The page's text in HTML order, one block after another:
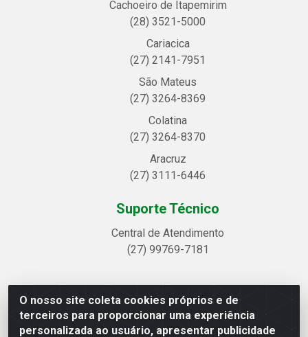
O nosso site coleta cookies próprios e de
terceiros para proporcionar uma experiência
personalizada ao usuário, apresentar publicidade
Cachoeiro de Itapemirim
(28) 3521-5000
Cariacica
(27) 2141-7951
São Mateus
(27) 3264-8369
Colatina
(27) 3264-8370
Aracruz
(27) 3111-6446
Suporte Técnico
Central de Atendimento
(27) 99769-7181
Linhavix Distribuidora LTDA - Avenida Alegre, 2521 -
Quadra314 Lote 05 e 07 - Shell, Linhares/ES - CEP